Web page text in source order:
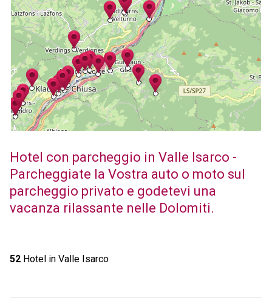
Hotel con parcheggio in Valle Isarco -
Parcheggiate la Vostra auto o moto sul
parcheggio privato e godetevi una
vacanza rilassante nelle Dolomiti.
52Hotel in Valle Isarco